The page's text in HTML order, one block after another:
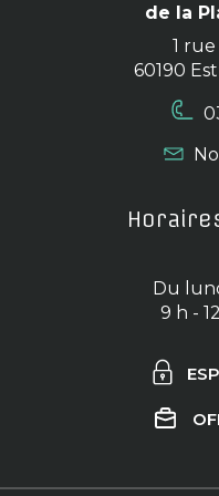
de la
1
60190
Du
9 h -